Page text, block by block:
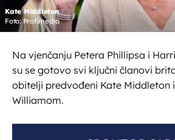
Kate Middleton
Foto: Profimedia
Na vjenčanju Petera Phillipsa i
su se gotovo svi ključni članovi
obitelji predvođeni Kate Middleton
Williamom.